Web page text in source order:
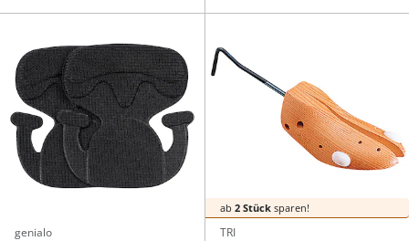
genialo
ab 2 Stücksparen!
TRI